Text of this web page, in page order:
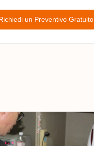
un Preventivo Gratuito